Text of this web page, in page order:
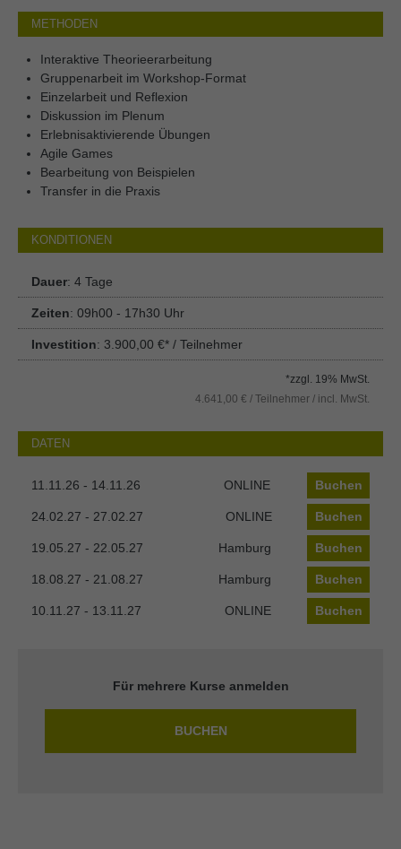
METHODEN
Interaktive Theorieerarbeitung
Gruppenarbeit im Workshop-Format
Einzelarbeit und Reflexion
Diskussion im Plenum
Erlebnisaktivierende Übungen
Agile Games
Bearbeitung von Beispielen
Transfer in die Praxis
KONDITIONEN
Dauer: 4 Tage
Zeiten: 09h00 - 17h30 Uhr
Investition: 3.900,00 €* / Teilnehmer
*zzgl. 19% MwSt.
4.641,00 € / Teilnehmer / incl. MwSt.
DATEN
11.11.26 - 14.11.26 ONLINE Buchen
24.02.27 - 27.02.27 ONLINE Buchen
19.05.27 - 22.05.27 Hamburg Buchen
18.08.27 - 21.08.27 Hamburg Buchen
10.11.27 - 13.11.27 ONLINE Buchen
Für mehrere Kurse anmelden
BUCHEN